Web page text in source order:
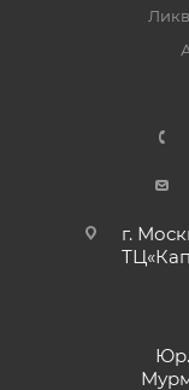
г.
Юр.